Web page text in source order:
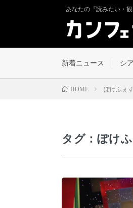
あなたの『読みたい・
新着ニュース シ
HOME ぽけふぇす
タグ：ぽけ